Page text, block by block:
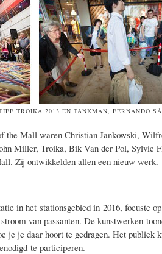
TROIKA 2013 EN TANKMAN, FERNANDO
the Mall waren Christian Jankowski,
Miller, Troika, Bik Van der Pol,
Zij ontwikkelden allen een nieuw werk.
in het stationsgebied in 2016, focuste
van passanten. De kunstwerken
je je daar hoort te gedragen. Het publiek
te participeren.